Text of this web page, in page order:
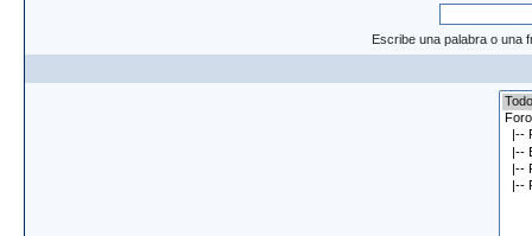
Escribe una palabra o una